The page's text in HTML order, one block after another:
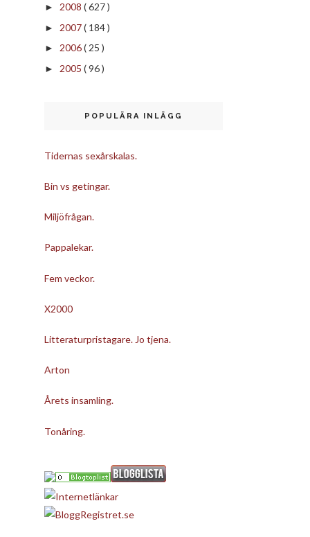
► 2008 ( 627 )
► 2007( 184 )
► 2006( 25 )
► 2005 ( 96 )
POPULÄRA INLÄGG
Tidernas sexårskalas.
Bin vs getingar.
Miljöfrågan.
Pappalekar.
Fem veckor.
X2000
Litteraturpristagare. Jo tjena.
Arton
Årets insamling.
Tonåring.